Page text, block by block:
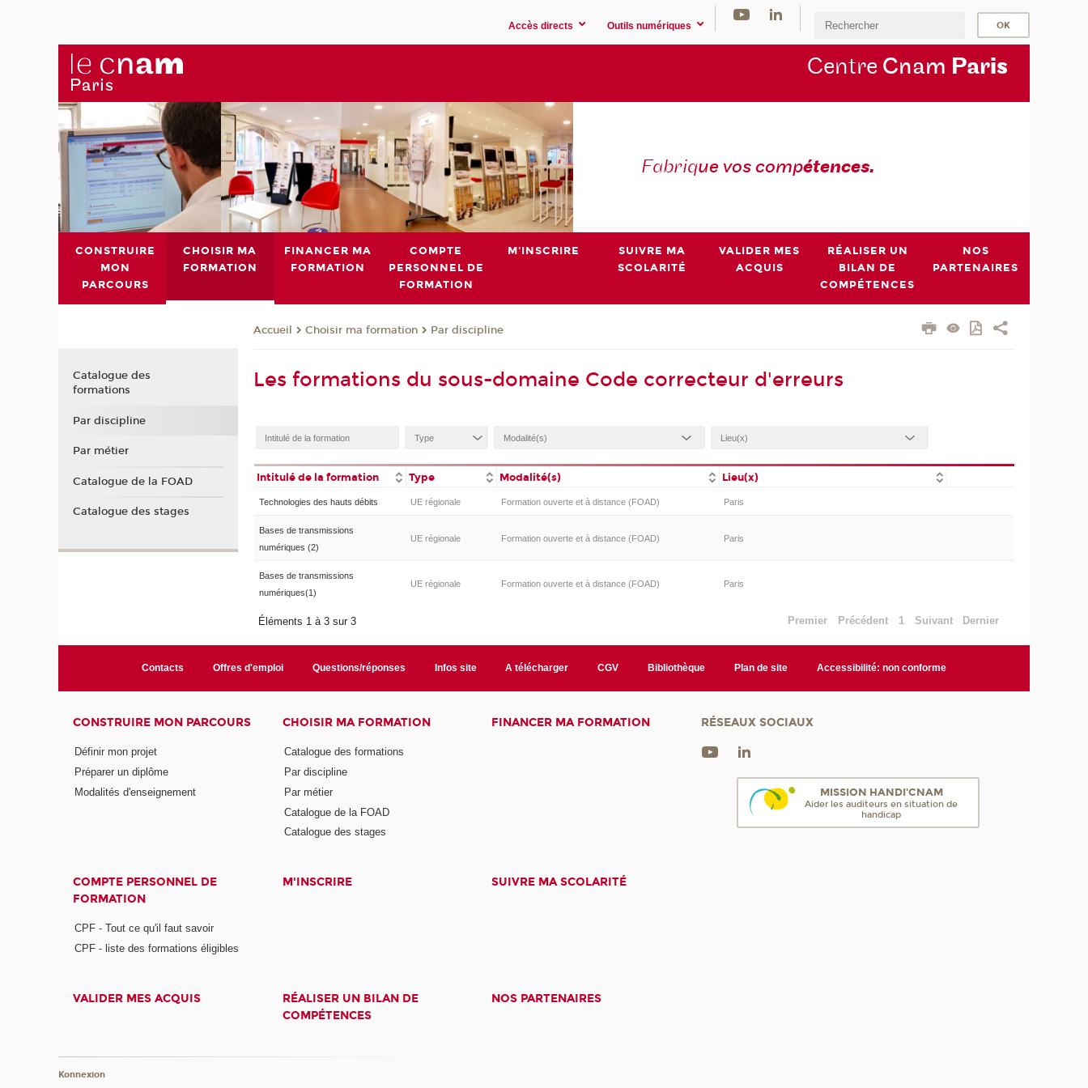
Accès directs Outils numériques
Centre Cnam Paris
Fabrique vos compétences.
CONSTRUIRE
MON
PARCOURS
CHOISIR MA
FORMATION
FINANCER MA
FORMATION
COMPTE
PERSONNEL DE
FORMATION
M'INSCRIRE
SUIVRE MA
SCOLARITÉ
VALIDER MES
ACQUIS
RÉALISER UN
BILAN DE
COMPÉTENCES
NOS
PARTENAIRES
Accueil Choisir ma formation Par discipline
Les formations du sous-domaine Code correcteur d'erreurs
Intitulé de la formation Type Modalité(s) Lieu(x)
Technologies des hauts débits UE régionale Formation ouverte et à distance (FOAD) Paris
Bases de transmissions
numériques (2)
UE régionale Formation ouverte et à distance (FOAD) Paris
Bases de transmissions
numériques(1)
UE régionale Formation ouverte et à distance (FOAD) Paris
Éléments 1 à 3 sur 3 Premier Précédent 1 Suivant Dernier
Catalogue des
formations
Par discipline
Par métier
Catalogue de la FOAD
Catalogue des stages
Contacts Offres d'emploi Questions/réponses Infos site A télécharger CGV Bibliothèque Plan de site Accessibilité: non conforme
CONSTRUIRE MON PARCOURS
Définir mon projet
Préparer un diplôme
Modalités d'enseignement
CHOISIR MA FORMATION
Catalogue des formations
Par discipline
Par métier
Catalogue de la FOAD
Catalogue des stages
FINANCER MA FORMATION
COMPTE PERSONNEL DE
FORMATION
CPF - Tout ce qu'il faut savoir
CPF - liste des formations éligibles
M'INSCRIRE SUIVRE MA SCOLARITÉ
VALIDER MES ACQUIS
RÉALISER UN BILAN DE
COMPÉTENCES
NOS PARTENAIRES
RÉSEAUX SOCIAUX
MISSION HANDI'CNAM
Aider les auditeurs en situation de
handicap
Konnexion